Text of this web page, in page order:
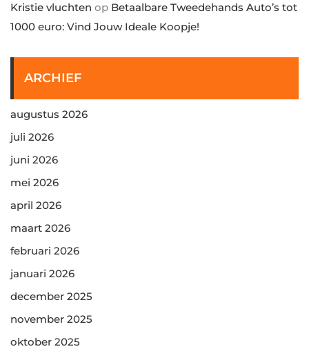
Kristie vluchten op Betaalbare Tweedehands Auto’s tot
1000 euro: Vind Jouw Ideale Koopje!
ARCHIEF
augustus 2026
juli 2026
juni 2026
mei 2026
april 2026
maart 2026
februari 2026
januari 2026
december 2025
november 2025
oktober 2025